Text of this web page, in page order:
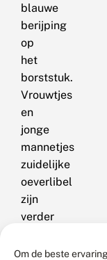
Om de beste
blauwe
berijping
op
het
borststuk.
Vrouwtjes
en
jonge
mannetjes
zuidelijke
oeverlibel
zijn
verder
van